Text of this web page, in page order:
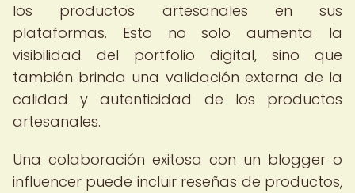
los productos artesanales en sus
plataformas. Esto no solo aumenta la
visibilidad del portfolio digital, sino que
también brinda una validación externa de la
calidad y autenticidad de los productos
artesanales.
Una colaboración exitosa con un blogger o
influencer puede incluir reseñas de productos,